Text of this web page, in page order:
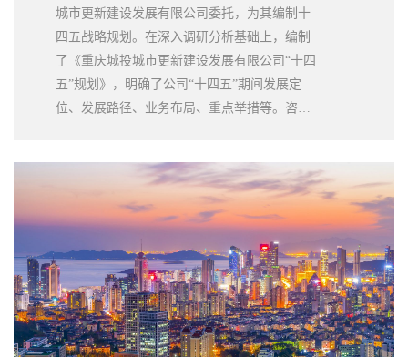
城市更新建设发展有限公司委托，为其编制十
四五战略规划。在深入调研分析基础上，编制
了《重庆城投城市更新建设发展有限公司“十四
五”规划》，明确了公司“十四五”期间发展定
位、发展路径、业务布局、重点举措等。咨询